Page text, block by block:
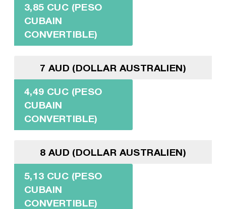
3,85 CUC (PESO
CUBAIN
CONVERTIBLE)
7 AUD (DOLLAR AUSTRALIEN)
4,49 CUC (PESO
CUBAIN
CONVERTIBLE)
8 AUD (DOLLAR AUSTRALIEN)
5,13 CUC (PESO
CUBAIN
CONVERTIBLE)